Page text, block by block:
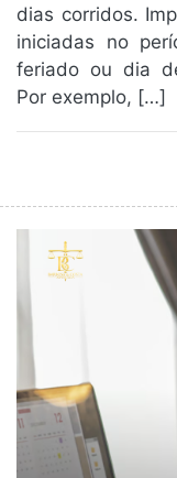
dias corridos.
iniciadas no
feriado ou dia
Por exemplo, […]